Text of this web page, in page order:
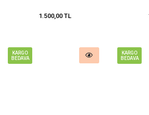
1.500,00 TL
KARGO
BEDAVA
KARGO
BEDAVA